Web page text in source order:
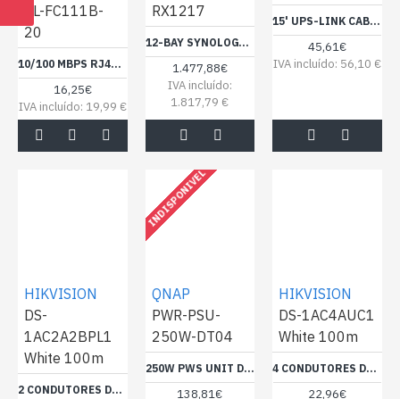
TL-FC111B-
20
10/100 MBPS RJ45 TO 100 MBPS SINGLE-MODE SC WDM BI-DIRECTIONAL FIBER CONVERTER > SILVER PARTNER PRICE (TL-FC111B-20)
16,25€
IVA incluído: 19,99 €
RX1217
12-BAY SYNOLOGY RX1217 ERWEITERUNGSMODUL
1.477,88€
IVA incluído:
1.817,79 €
15' UPS-LINK CABLE
45,61€
IVA incluído: 56,10 €
HIKVISION
DS-
1AC2A2BPL1
White 100m
2 CONDUTORES DE SINAL + 2 DE ALIMENTAÇÃO - CONDUTOR DE COBRE NU (99,95%) - VISOR ALUMÍNIO POLIÉSTER+DRENAGEM CUSN - BOBINE DE 100 METROS - CERTIFICADO CPR ECA - MÍNIMA PERDA
INDISPONIVEL
QNAP
PWR-PSU-
250W-DT04
250W PWS UNIT DELTA.
138,81€
HIKVISION
DS-1AC4AUC1
White 100m
4 CONDUTORES DE SINAL - CONDUTOR DE COBRE NU (99,95%) - REVESTIMENTO EM PVC DE GRANDE FLEXIBILIDADE - BOBINE DE 100 METROS - RCP ECA - MÍNIMA PERDA
22,96€